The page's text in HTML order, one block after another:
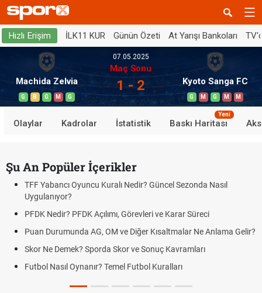
Hızlı Erişim İLK11 KUR Günün Özeti At Yarışı Bankoları
Machida Zelvia
G B G M G
07.05.2025
Maç Sonu
1 - 2 Kyoto Sanga FC
G M G M M
Olaylar Kadrolar İstatistik Baskı Haritası
Yeni
Şu An Popüler İçerikler
TFF Yabancı Oyuncu Kuralı Nedir? Güncel Sezonda Nasıl
Uygulanıyor?
PFDK Nedir? PFDK Açılımı, Görevleri ve Karar Süreci
Puan Durumunda AG, OM ve Diğer Kısaltmalar Ne Anlama Gelir?
Skor Ne Demek? Sporda Skor ve Sonuç Kavramları
Futbol Nasıl Oynanır? Temel Futbol Kuralları